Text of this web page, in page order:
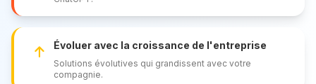
Évoluer avec la croissance de l'entreprise
Solutions évolutives qui grandissent avec votre
compagnie.